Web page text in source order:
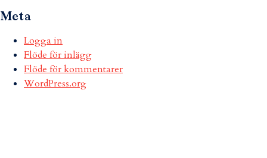
Meta
Logga in
Flöde för inlägg
Flöde för kommentarer
WordPress.org